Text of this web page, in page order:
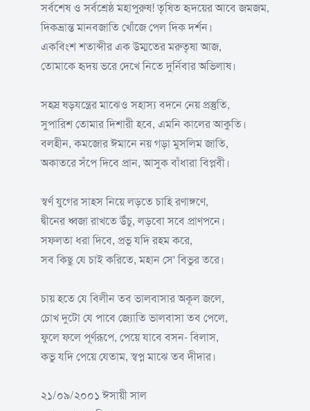
সর্বশেষ ও সর্বশ্রেষ্ঠ মহাপুরুষ! তৃষিত হৃদয়ের আবে জমজম,
দিকভ্রান্ত মানবজাতি খোঁজে পেল দিক দর্শন।
একবিংশ শতাব্দীর এক উম্মতের মরুতৃষা আজ,
তোমাকে হৃদয় ভরে দেখে নিতে দুর্নিবার অভিলাষ।
সহস্র ষড়যন্ত্রের মাঝেও সহাস্য বদনে নেয় প্রস্তুতি,
সুপারিশ তোমার দিশারী হবে, এমনি কালের আকুতি।
বলহীন, কমজোর ঈমানে নয় গড়া মুসলিম জাতি,
অকাতরে সঁপে দিবে প্রান, আসুক বাঁধারা বিপ্লবী।
স্বর্ণ যুগের সাহস নিয়ে লড়তে চাহি রণাঙ্গণে,
দ্বীনের ধ্বজা রাখতে উঁচু, লড়বো সবে প্রাণপনে।
সফলতা ধরা দিবে, প্রভূ যদি রহম করে,
সব কিছু যে চাই করিতে, মহান সে' বিভুর তরে।
চায় হতে যে বিলীন তব ভালবাসার অকূল জলে,
চোখ দুটো যে পাবে জ্যোতি ভালবাসা তব পেলে,
ফুলে ফলে পূর্ণরূপে, পেয়ে যাবে বসন- বিলাস,
কভু যদি পেয়ে যেতাম, স্বপ্ন মাঝে তব দীদার।
২১/০৯/২০০১ ঈসায়ী সাল